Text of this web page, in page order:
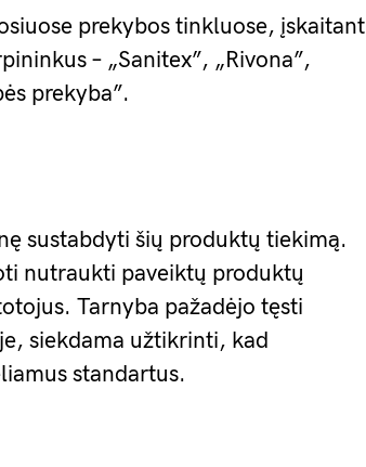
prekybos tinkluose, įskaitant
– „Sanitex”, „Rivona”,
prekyba”.
sustabdyti šių produktų tiekimą.
nutraukti paveiktų produktų
Tarnyba pažadėjo tęsti
siekdama užtikrinti, kad
standartus.